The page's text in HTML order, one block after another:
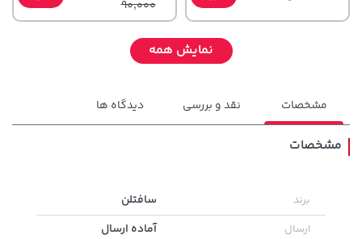
90,000
141,000 تومان
165,900
145,000 تومان
نمایش همه
مشخصات نقد و بررسی دیدگاه ها
مشخصات
برند سافتلن
ارسال آماده ارسال